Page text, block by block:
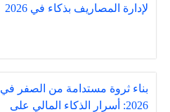
لإدارة المصاريف بذكاء في 2026
بناء ثروة مستدامة من الصفر في
2026: أسرار الذكاء المالي على